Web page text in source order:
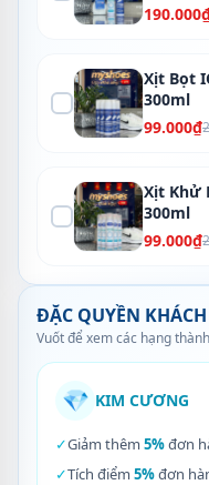
Xịt Bọt
300ml
99.000₫
Xịt Khử
300ml
99.000₫
ĐẶC QUYỀN
Vuốt để xem các hạng
💎 KIM CƯƠNG
✓Giảm thêm 5%đơn
✓Tích điểm 5%đơn